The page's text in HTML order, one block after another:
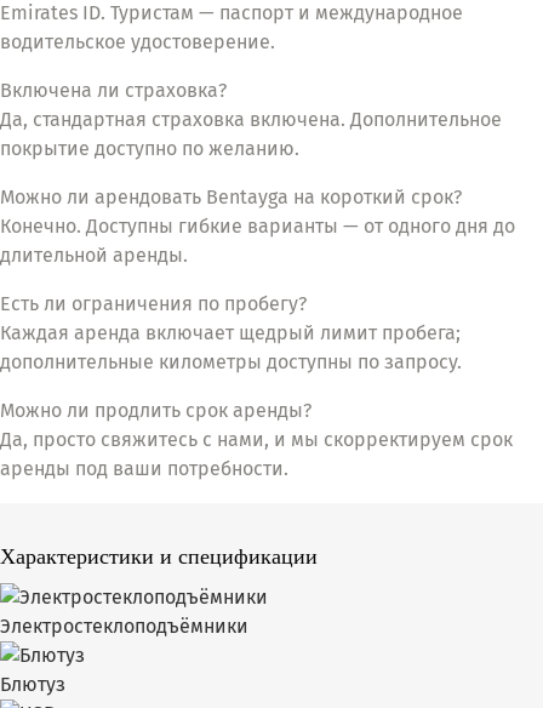
Emirates ID. Туристам — паспорт и международное
водительское удостоверение.
Включена ли страховка?
Да, стандартная страховка включена. Дополнительное
покрытие доступно по желанию.
Можно ли арендовать Bentayga на короткий срок?
Конечно. Доступны гибкие варианты — от одного дня до
длительной аренды.
Есть ли ограничения по пробегу?
Каждая аренда включает щедрый лимит пробега;
дополнительные километры доступны по запросу.
Можно ли продлить срок аренды?
Да, просто свяжитесь с нами, и мы скорректируем срок
аренды под ваши потребности.
Характеристики и спецификации
Электростеклоподъёмники
Блютуз